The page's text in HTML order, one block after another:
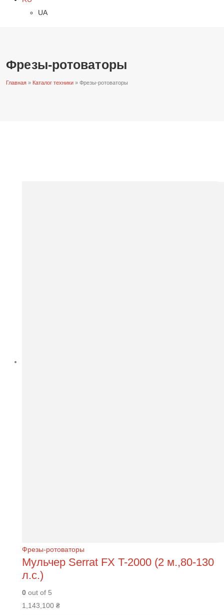
UA
Фрезы-ротоваторы
Главная » Каталог техники » Фрезы-ротоваторы
Фрезы-ротоваторы
Мульчер Serrat FХ T-2000 (2 м.,80-130
л.с.)
0 out of 5
1,143,100 ₴